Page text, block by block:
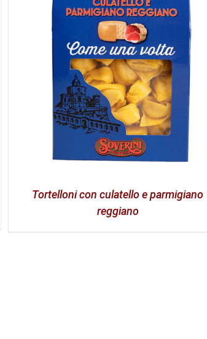
Tortelloni con culatello e parmigiano
reggiano